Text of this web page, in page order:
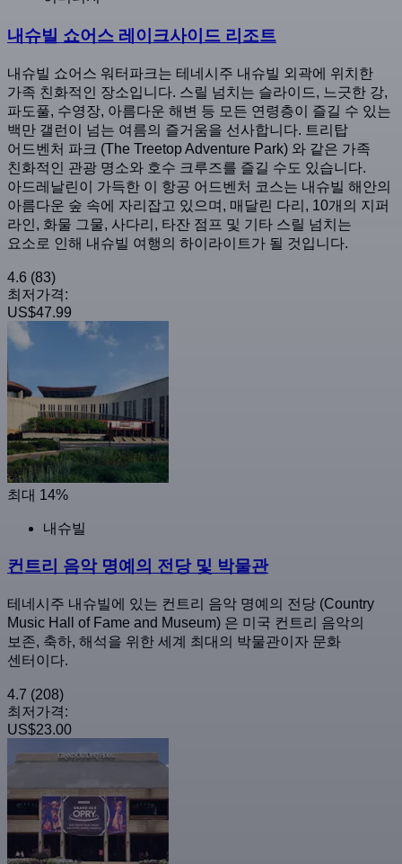
내슈빌 쇼어스 레이크사이드 리조트
내슈빌 쇼어스 워터파크는 테네시주 내슈빌 외곽에 위치한
가족 친화적인 장소입니다. 스릴 넘치는 슬라이드, 느긋한 강,
파도풀, 수영장, 아름다운 해변 등 모든 연령층이 즐길 수 있는
백만 갤런이 넘는 여름의 즐거움을 선사합니다. 트리탑
어드벤처 파크 (The Treetop Adventure Park) 와 같은 가족
친화적인 관광 명소와 호수 크루즈를 즐길 수도 있습니다.
아드레날린이 가득한 이 항공 어드벤처 코스는 내슈빌 해안의
아름다운 숲 속에 자리잡고 있으며, 매달린 다리, 10개의 지퍼
라인, 화물 그물, 사다리, 타잔 점프 및 기타 스릴 넘치는
요소로 인해 내슈빌 여행의 하이라이트가 될 것입니다.
4.6 (83)
최저가격:
US$47.99
최대 14%
내슈빌
컨트리 음악 명예의 전당 및 박물관
테네시주 내슈빌에 있는 컨트리 음악 명예의 전당 (Country
Music Hall of Fame and Museum) 은 미국 컨트리 음악의
보존, 축하, 해석을 위한 세계 최대의 박물관이자 문화
센터이다.
4.7 (208)
최저가격:
US$23.00